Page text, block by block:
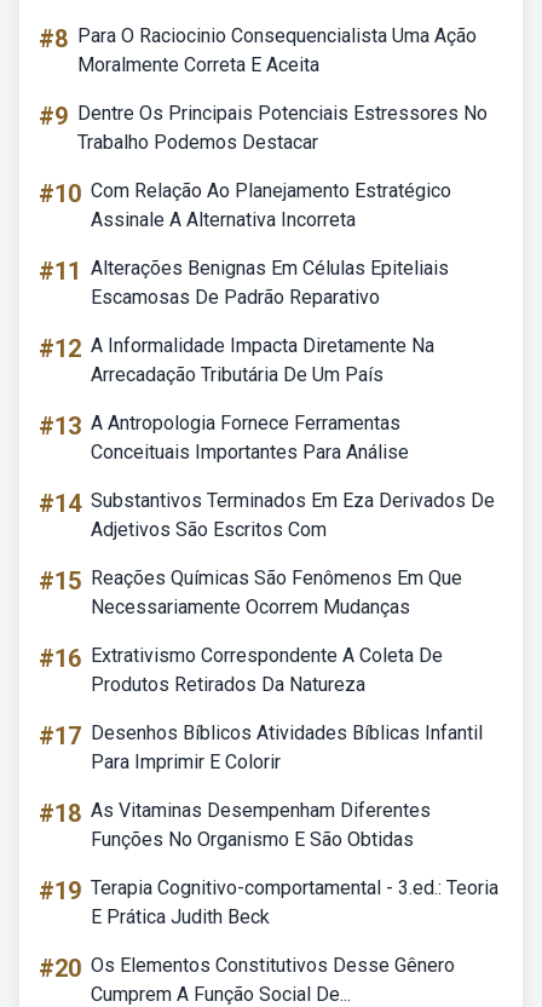
#8 Para O Raciocinio Consequencialista Uma Ação
Moralmente Correta E Aceita
#9 Dentre Os Principais Potenciais Estressores No
Trabalho Podemos Destacar
#10 Com Relação Ao Planejamento Estratégico
Assinale A Alternativa Incorreta
#11 Alterações Benignas Em Células Epiteliais
Escamosas De Padrão Reparativo
#12 A Informalidade Impacta Diretamente Na
Arrecadação Tributária De Um País
#13 A Antropologia Fornece Ferramentas
Conceituais Importantes Para Análise
#14 Substantivos Terminados Em Eza Derivados De
Adjetivos São Escritos Com
#15 Reações Químicas São Fenômenos Em Que
Necessariamente Ocorrem Mudanças
#16 Extrativismo Correspondente A Coleta De
Produtos Retirados Da Natureza
#17 Desenhos Bíblicos Atividades Bíblicas Infantil
Para Imprimir E Colorir
#18 As Vitaminas Desempenham Diferentes
Funções No Organismo E São Obtidas
#19 Terapia Cognitivo-comportamental - 3.ed.: Teoria
E Prática Judith Beck
#20 Os Elementos Constitutivos Desse Gênero
Cumprem A Função Social De...